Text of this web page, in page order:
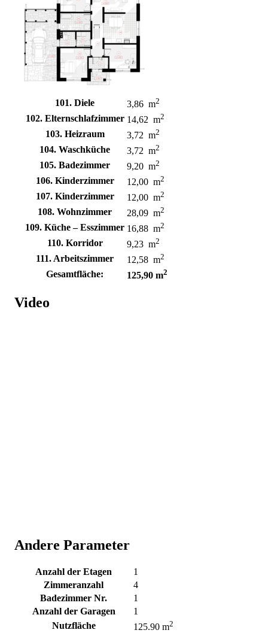
101. Diele 3,86 m2
102. Elternschlafzimmer 14,62 m2
103. Heizraum 3,72 m2
104. Waschküche 3,72 m2
105. Badezimmer 9,20 m2
106. Kinderzimmer 12,00 m2
107. Kinderzimmer 12,00 m2
108. Wohnzimmer 28,09 m2
109. Küche – Esszimmer 16,88 m2
110. Korridor 9,23 m2
111. Arbeitszimmer 12,58 m2
Gesamtfläche: 125,90 m2
Video
Andere Parameter
Anzahl der Etagen
1
Zimmeranzahl
4
Badezimmer Nr.
1
Anzahl der Garagen
1
Nutzfläche
125.90 m2